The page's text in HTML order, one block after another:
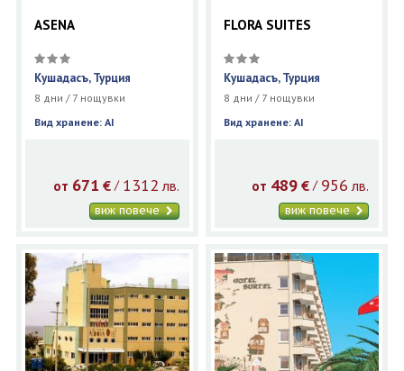
ASENA
Кушадасъ, Турция
8 дни / 7 нощувки
Вид хранене: AI
от 671 €/ 1312 лв.
виж повече
FLORA SUITES
Кушадасъ, Турция
8 дни / 7 нощувки
Вид хранене: AI
от 489 € / 956 лв.
виж повече